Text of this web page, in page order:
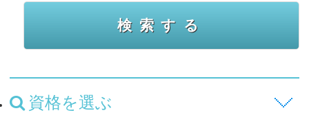
資格を選ぶ